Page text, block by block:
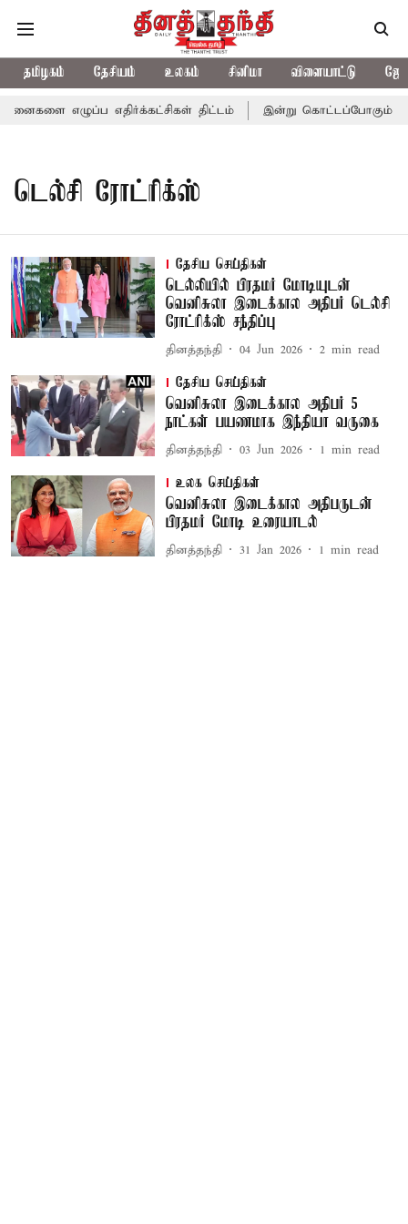
தமிழகம் தேசியம் உலகம் சினிமா விளையாட்டு
எழுப்ப எதிர்க்கட்சிகள் திட்டம் இன்று கொட்டப்போகும்
டெல்சி ரோட்ரிக்ஸ்
தேசிய செய்திகள்
டெல்லியில் பிரதமர் மோடியுடன்
வெனிசுலா இடைக்கால அதிபர் டெல்சி
ரோட்ரிக்ஸ் சந்திப்பு
தினத்தந்தி 04 Jun 2026 2 min read
தேசிய செய்திகள்
வெனிசுலா இடைக்கால அதிபர் 5
நாட்கள் பயணமாக இந்தியா வருகை
தினத்தந்தி 03 Jun 2026 1 min read
உலக செய்திகள்
வெனிசுலா இடைக்கால அதிபருடன்
பிரதமர் மோடி உரையாடல்
தினத்தந்தி 31 Jan 2026 1 min read